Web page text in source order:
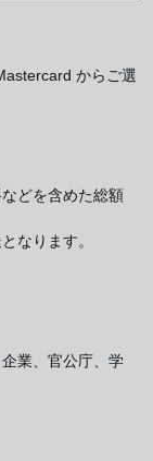
からご選
どを含めた総額
なります。
業、官公庁、学